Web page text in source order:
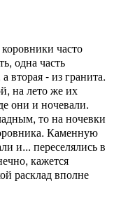
часто
одна часть
вторая - из гранита.
на лето же их
они и ночевали.
то на ночевки
Каменную
и... переселялись в
кажется
расклад вполне